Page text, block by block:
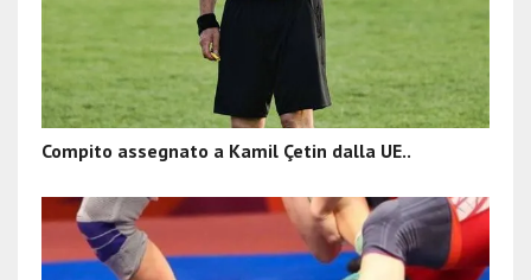
Compito assegnato a Kamil Çetin dalla UE..